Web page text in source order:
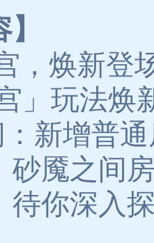
，焕新登
」玩法焕
：新增普
砂魇之间
待你深入